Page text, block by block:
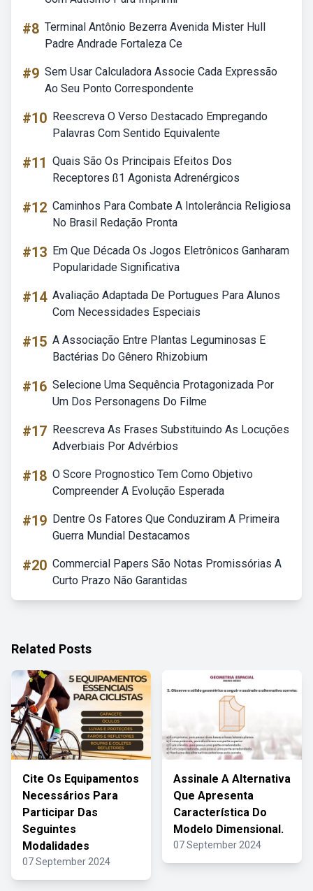
#8 Terminal Antônio Bezerra Avenida Mister Hull
Padre Andrade Fortaleza Ce
#9 Sem Usar Calculadora Associe Cada Expressão
Ao Seu Ponto Correspondente
#10 Reescreva O Verso Destacado Empregando
Palavras Com Sentido Equivalente
#11 Quais São Os Principais Efeitos Dos
Receptores ß1 Agonista Adrenérgicos
#12 Caminhos Para Combate A Intolerância Religiosa
No Brasil Redação Pronta
#13 Em Que Década Os Jogos Eletrônicos Ganharam
Popularidade Significativa
#14 Avaliação Adaptada De Portugues Para Alunos
Com Necessidades Especiais
#15 A Associação Entre Plantas Leguminosas E
Bactérias Do Gênero Rhizobium
#16 Selecione Uma Sequência Protagonizada Por
Um Dos Personagens Do Filme
#17 Reescreva As Frases Substituindo As Locuções
Adverbiais Por Advérbios
#18 O Score Prognostico Tem Como Objetivo
Compreender A Evolução Esperada
#19 Dentre Os Fatores Que Conduziram A Primeira
Guerra Mundial Destacamos
#20 Commercial Papers São Notas Promissórias A
Curto Prazo Não Garantidas
Related Posts
Cite Os Equipamentos
Necessários Para
Participar Das
Seguintes
Modalidades
07 September 2024
Assinale A Alternativa
Que Apresenta
Característica Do
Modelo Dimensional.
07 September 2024